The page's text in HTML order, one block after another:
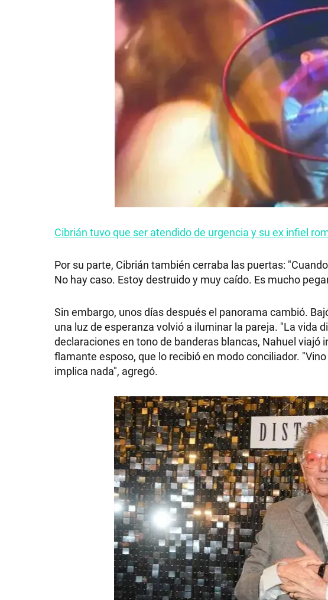
Cibrián tuvo que ser atendido de urgencia y su ex infiel
Por su parte, Cibrián también cerraba las puertas:
No hay caso. Estoy destruido y muy caído. Es mucho
Sin embargo, unos días después el panorama cambió.
una luz de esperanza volvió a iluminar la pareja. "La vida
declaraciones en tono de banderas blancas, Nahuel
flamante esposo, que lo recibió en modo conciliador.
implica nada", agregó.
POLICIALES
ECONOMÍA
GRAN
HERMANO
SALUD
DEPORTES
TECNOLOGÍA